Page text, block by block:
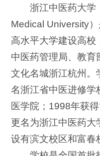
浙江中医药大学
Medical University）
高水平大学建设高校
中医药管理局、教育
文化名城浙江杭州
名浙江省中医进修学
医学院；1998年获
更名为浙江中医药大
设有滨文校区和富春